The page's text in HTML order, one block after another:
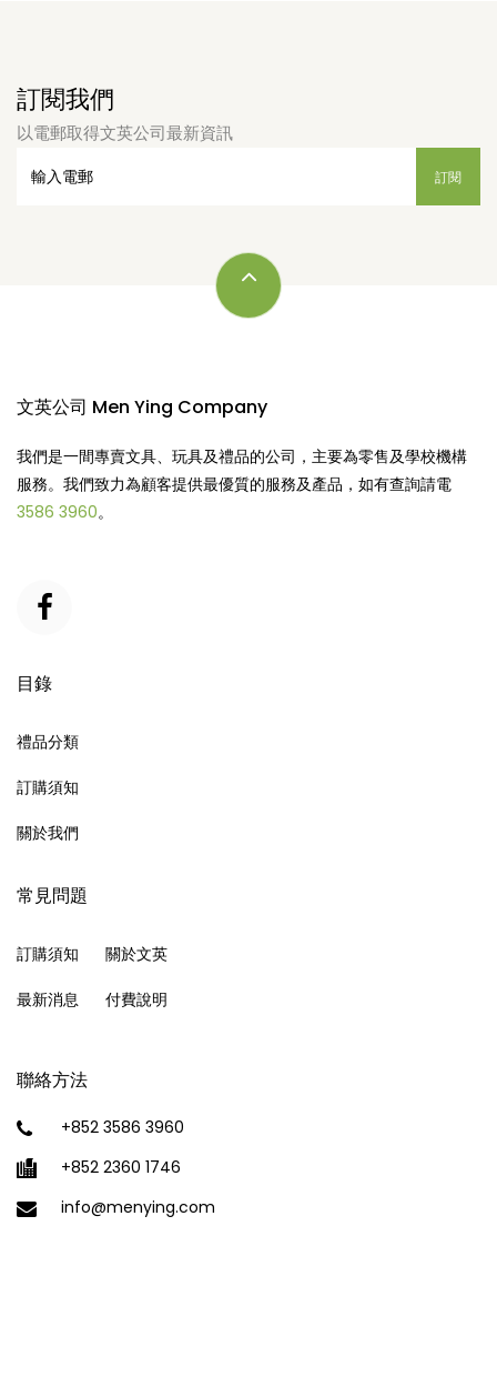
訂閱我們
以電郵取得文英公司最新資訊
文英公司 Men Ying Company
我們是一間專賣文具、玩具及禮品的公司，主要為零售及學校機構
服務。我們致力為顧客提供最優質的服務及產品，如有查詢請電
3586 3960。
目錄
禮品分類
訂購須知
關於我們
常見問題
訂購須知
最新消息
關於文英
付費說明
聯絡方法
+852 3586 3960
+852 2360 1746
info@menying.com